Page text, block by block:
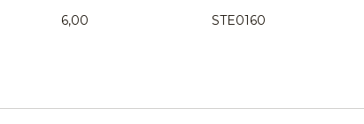
6,00 STE0160